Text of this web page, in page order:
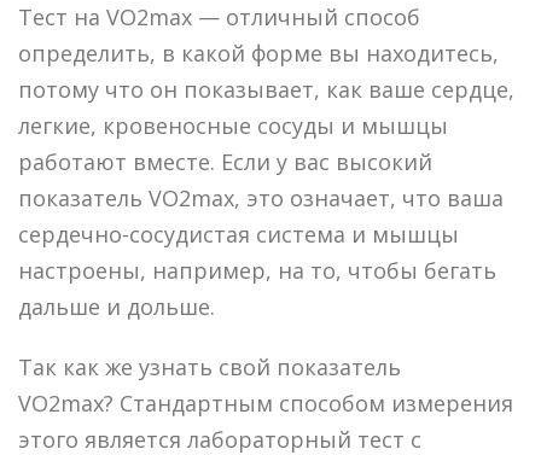
Тест на VO2max — отличный способ
определить, в какой форме вы находитесь,
потому что он показывает, как ваше сердце,
легкие, кровеносные сосуды и мышцы
работают вместе. Если у вас высокий
показатель VO2max, это означает, что ваша
сердечно-сосудистая система и мышцы
настроены, например, на то, чтобы бегать
дальше и дольше.
Так как же узнать свой показатель
VO2max? Стандартным способом измерения
этого является лабораторный тест с